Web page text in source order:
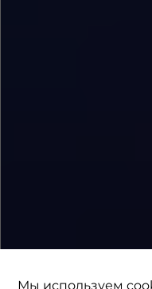
Мы используем